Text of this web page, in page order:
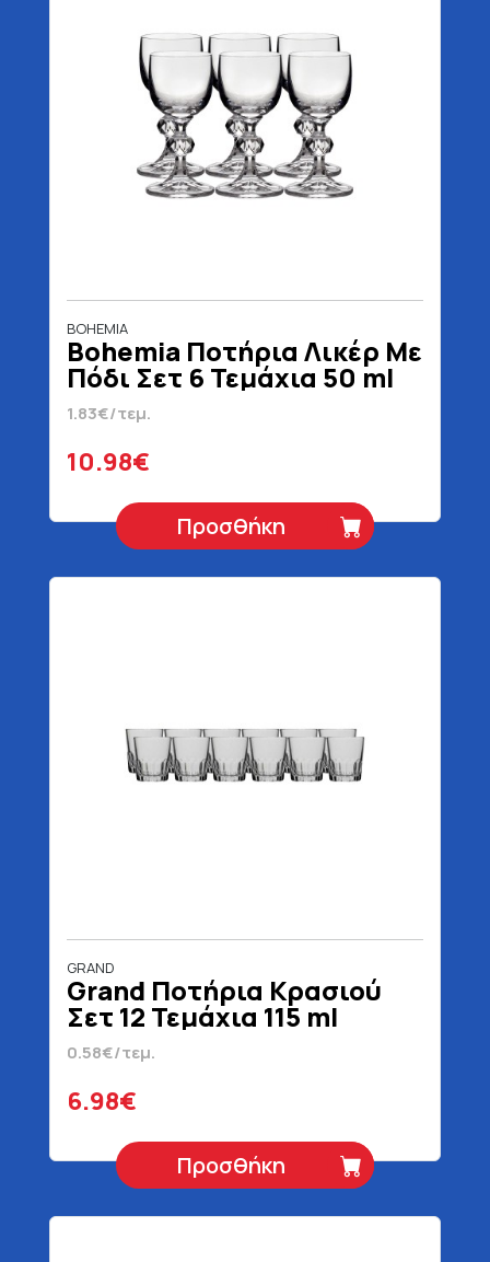
BOHEMIA
Bohemia Ποτήρια Λικέρ Με
Πόδι Σετ 6 Τεμάχια 50 ml
1.83€/τεμ.
10.98€
Προσθήκη
GRAND
Grand Ποτήρια Κρασιού
Σετ 12 Τεμάχια 115 ml
0.58€/τεμ.
6.98€
Προσθήκη